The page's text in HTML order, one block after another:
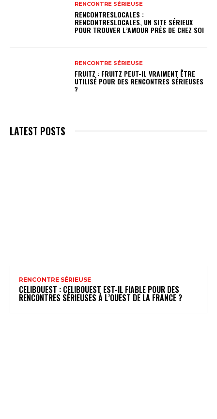
RENCONTRE SÉRIEUSE
RENCONTRESLOCALES :
RENCONTRESLOCALES, UN SITE SÉRIEUX
POUR TROUVER L’AMOUR PRÈS DE CHEZ SOI
RENCONTRE SÉRIEUSE
FRUITZ : FRUITZ PEUT-IL VRAIMENT ÊTRE
UTILISÉ POUR DES RENCONTRES SÉRIEUSES
?
LATEST POSTS
RENCONTRE SÉRIEUSE
CELIBOUEST : CELIBOUEST EST-IL FIABLE POUR DES
RENCONTRES SÉRIEUSES À L’OUEST DE LA FRANCE ?